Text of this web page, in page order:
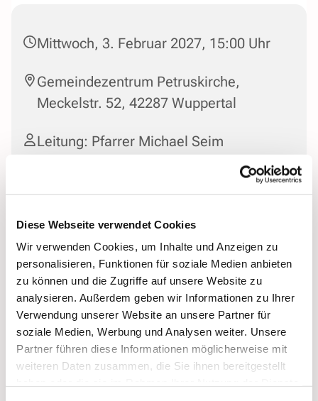
Diese Webseite verwendet Cookies
Wir verwenden Cookies, um Inhalte und Anzeigen zu
personalisieren, Funktionen für soziale Medien anbieten
zu können und die Zugriffe auf unsere Website zu
analysieren. Außerdem geben wir Informationen zu Ihrer
Verwendung unserer Website an unsere Partner für
soziale Medien, Werbung und Analysen weiter. Unsere
Partner führen diese Informationen möglicherweise mit
weiteren Daten zusammen, die Sie ihnen bereitgestellt
Mittwoch, 3. Februar 2027, 15:00 Uhr
Gemeindezentrum Petruskirche,
Meckelstr. 52, 42287 Wuppertal
Leitung: Pfarrer Michael Seim